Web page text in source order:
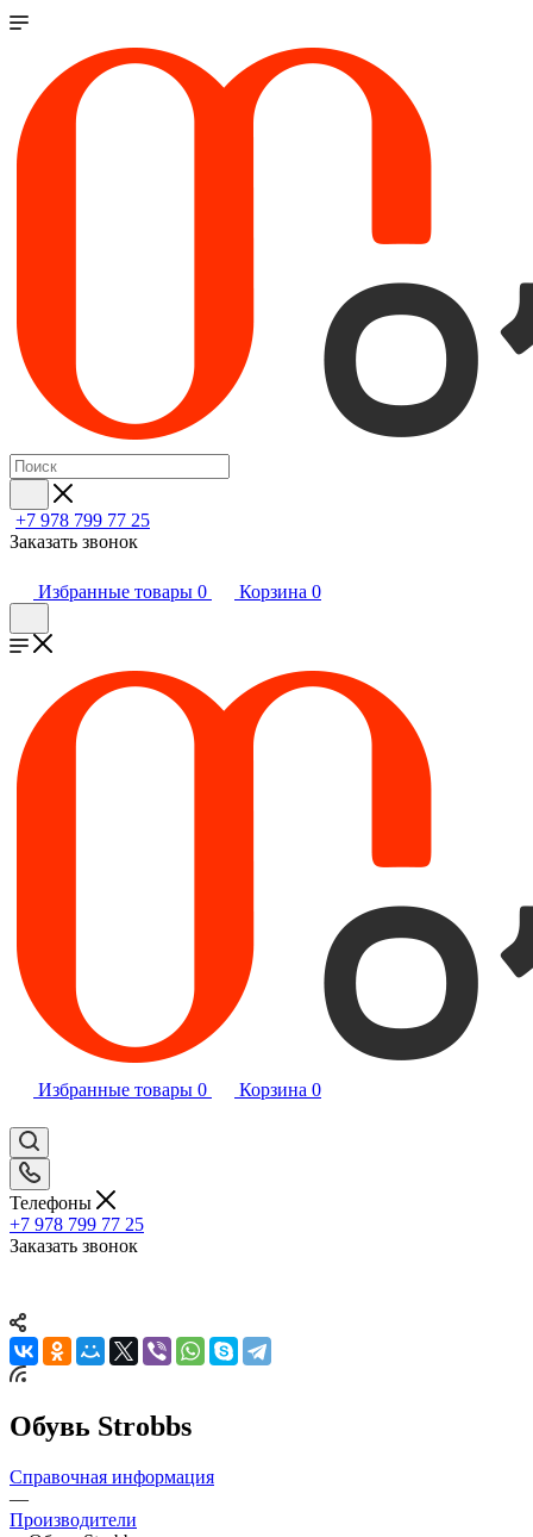
+7 978 799 77 25
Заказать звонок
Избранные товары 0 Корзина 0
Избранные товары 0 Корзина 0
Телефоны
+7 978 799 77 25
Заказать звонок
Обувь Strobbs
Справочная информация
—
Производители